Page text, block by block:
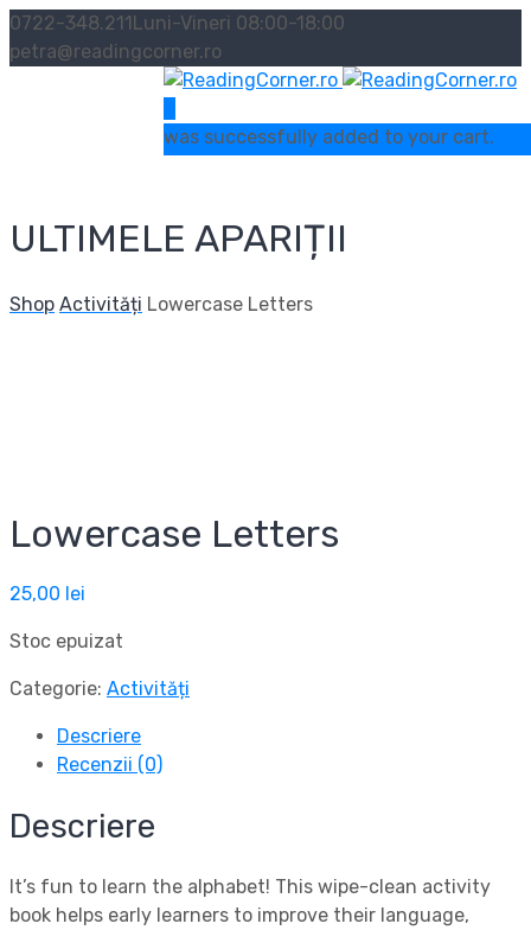
0722-348.211Luni-Vineri 08:00-18:00
petra@readingcorner.ro
was successfully added to your cart.
ULTIMELE APARIȚII
Shop Activități Lowercase Letters
Lowercase Letters
25,00 lei
Stoc epuizat
Categorie: Activități
Descriere
Recenzii (0)
Descriere
It’s fun to learn the alphabet! This wipe-clean activity
book helps early learners to improve their language,